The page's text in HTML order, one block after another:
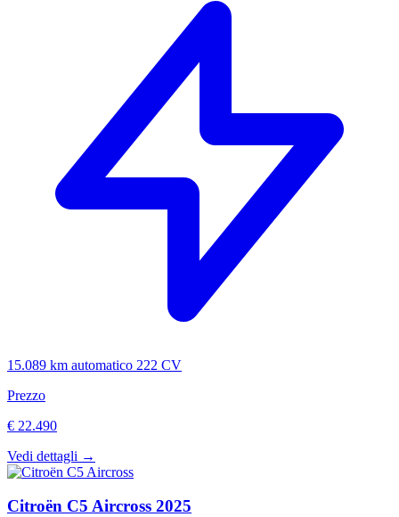
15.089 km automatico 222 CV
Prezzo
€ 22.490
Vedi dettagli →
Citroën C5 Aircross 2025